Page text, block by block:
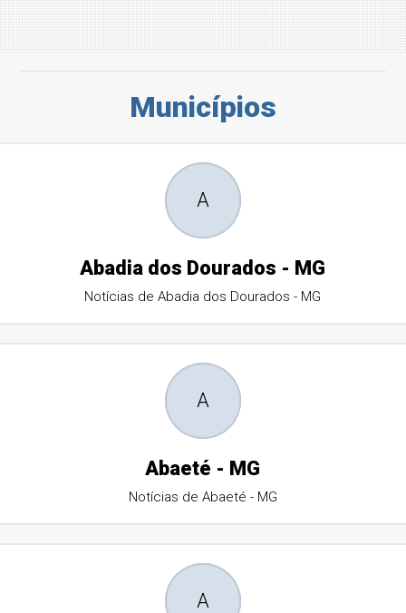
Municípios
A
Abadia dos Dourados - MG
Notícias de Abadia dos Dourados - MG
A
Abaeté - MG
Notícias de Abaeté - MG
A